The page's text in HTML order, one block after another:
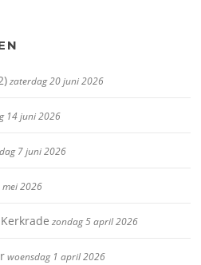
zaterdag 20 juni 2026
14 juni 2026
7 juni 2026
2026
zondag 5 april 2026
woensdag 1 april 2026